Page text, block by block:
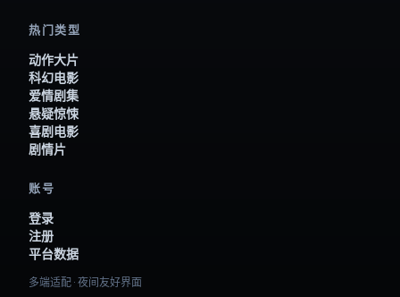
热门类型
动作大片
科幻电影
爱情剧集
悬疑惊悚
喜剧电影
剧情片
账号
登录
注册
平台数据
多端适配 · 夜间友好界面